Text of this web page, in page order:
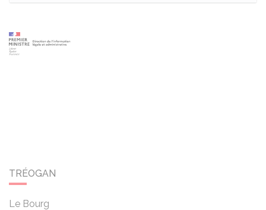
TRÉOGAN
Le Bourg